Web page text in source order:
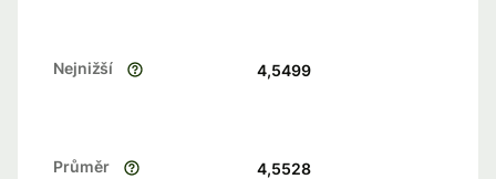
Nejnižší 4,5499
Průměr 4,5528